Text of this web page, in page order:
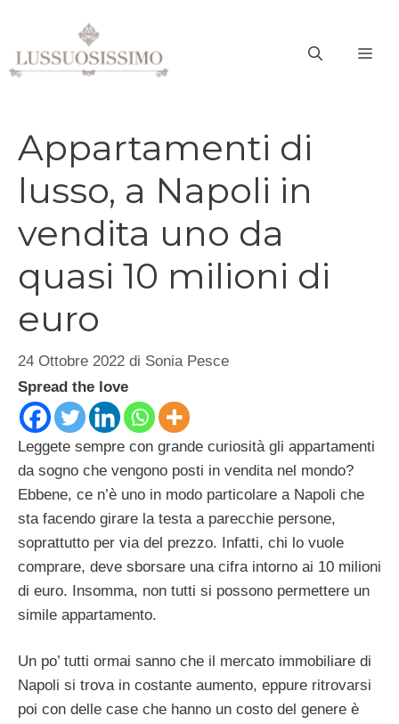
contenuto
Appartamenti di
lusso, a Napoli in
vendita uno da
quasi 10 milioni di
euro
24 Ottobre 2022 di Sonia Pesce
Spread the love
Leggete sempre con grande curiosità gli appartamenti
da sogno che vengono posti in vendita nel mondo?
Ebbene, ce n’è uno in modo particolare a Napoli che
sta facendo girare la testa a parecchie persone,
soprattutto per via del prezzo. Infatti, chi lo vuole
comprare, deve sborsare una cifra intorno ai 10 milioni
di euro. Insomma, non tutti si possono permettere un
simile appartamento.
Un po’ tutti ormai sanno che il mercato immobiliare di
Napoli si trova in costante aumento, eppure ritrovarsi
poi con delle case che hanno un costo del genere è